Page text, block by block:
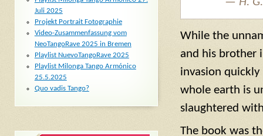
While the
and his brother
invasion
whole earth is
slaughtered
The book was
Juli 2025
Projekt Portrait Fotographie
Video-Zusammenfassung vom
NeoTangoRave 2025 in Bremen
Playlist NuevoTangoRave 2025
Playlist Milonga Tango Armónico
25.5.2025
Quo vadis Tango?